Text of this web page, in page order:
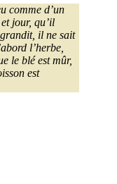
comme d’un
jour, qu’il
il ne sait
l’herbe,
le blé est mûr,
est